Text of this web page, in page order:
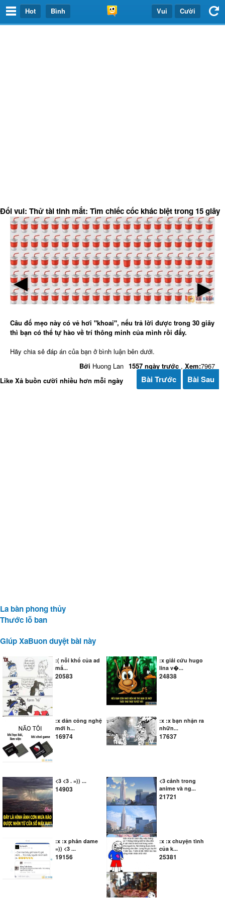
Hot Bình Cười
Vui
Đối vui: Thử tài tinh mắt: Tìm chiếc cốc khác biệt trong 15 giây
Câu đố mẹo này có vẻ hơi "khoai", nếu trả lời được trong 30 giây
thì bạn có thể tự hào về trí thông minh của mình rồi đấy.
Hãy chia sẻ đáp án của bạn ở bình luận bên dưới.
▶
▶
1557 ngày trước , Xem:7967
Bởi Huong Lan
Bài Trước Bài Sau
Like Xả buồn cười nhiều hơn mỗi ngày
La bàn phong thủy
Thước lỗ ban
Giúp XaBuon duyệt bài này
:( nỗi khổ của ad
mấ...
20583
:x giải cứu hugo
lina v�...
24838
:x dân công nghệ
mới h...
16974
:x :x bạn nhận ra
nhữn...
17637
<3 <3 . =)) ...
14903
<3 cảnh trong
anime và ng...
21721
:x :x phản dame
=)) <3 ...
19156
:x :x chuyện tình
của k...
25381